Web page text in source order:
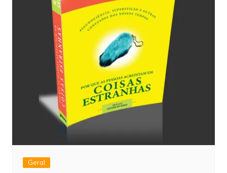
Geral